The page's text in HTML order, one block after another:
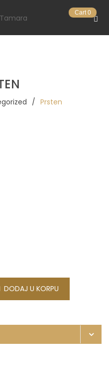
Cart 0
/ Prsten
DODAJ U KORPU